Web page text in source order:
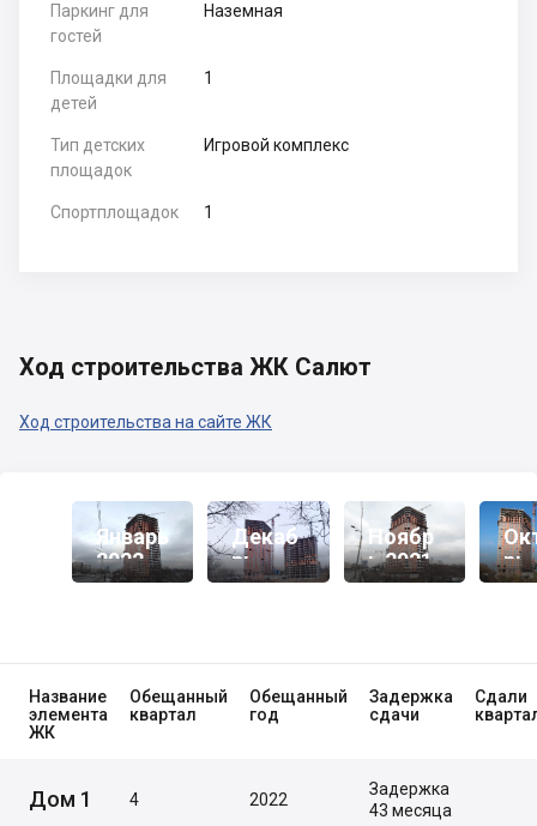
Паркинг для
гостей
Наземная
Площадки для
детей
1
Тип детских
площадок
Игровой комплекс
Спортплощадок 1
Ход строительства ЖК Салют
Ход строительства на сайте ЖК
Январь
2022
Декаб
Рь
2021
Ноябр
Ь 2021
Рь
Название
элемента
ЖК
Обещанный
квартал
Обещанный
год
Задержка
сдачи
Сдали
Дом 1 4 2022
Задержка
43 месяца